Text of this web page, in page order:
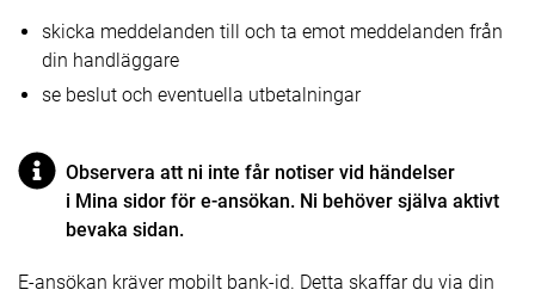
skicka meddelanden till och ta emot meddelanden från
din handläggare
se beslut och eventuella utbetalningar
Observera att ni inte får notiser vid händelser
i Mina sidor för e-ansökan. Ni behöver själva aktivt
bevaka sidan.
E-ansökan kräver mobilt bank-id. Detta skaffar du via din